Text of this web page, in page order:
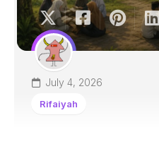
July 4, 2026
Rifaiyah